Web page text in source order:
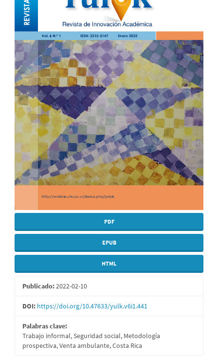
del
artículo
PDF
EPUB
HTML
Publicado:2022-02-10
DOI: https://doi.org/10.47633/yulk.v6i1.441
Palabras clave:
Trabajo informal, Seguridad social, Metodología
prospectiva, Venta ambulante, Costa Rica